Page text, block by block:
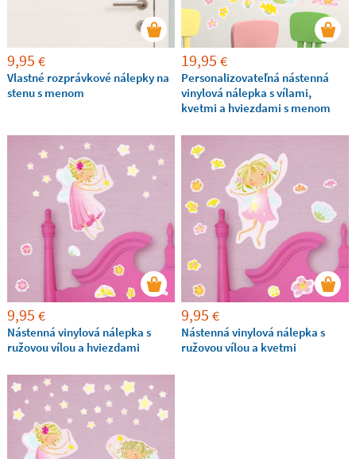
9,95 €
Vlastné rozprávkové nálepky na
stenu s menom
19,95 €
Personalizovateľná nástenná
vinylová nálepka s vílami,
kvetmi a hviezdami s menom
9,95 €
Nástenná vinylová nálepka s
ružovou vílou a hviezdami
9,95 €
Nástenná vinylová nálepka s
ružovou vílou a kvetmi